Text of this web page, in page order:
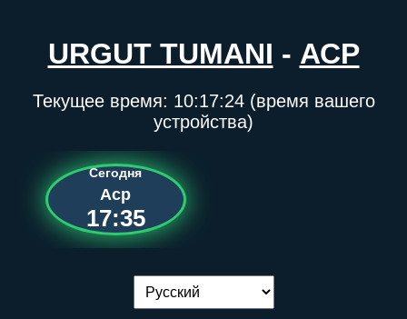
URGUT TUMANI - АСР
Текущее время: 10:17:24(время вашего
устройства)
Сегодня
Аср
17:35
Переключение языка: